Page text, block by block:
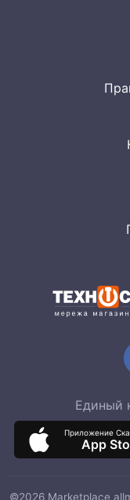
Единый
Приложение
App
©2026 Marketplace